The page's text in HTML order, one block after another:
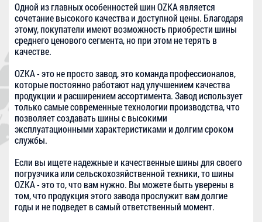
Одной из главных особенностей шин OZKA является
сочетание высокого качества и доступной цены. Благодаря
этому, покупатели имеют возможность приобрести шины
среднего ценового сегмента, но при этом не терять в
качестве.
OZKA - это не просто завод, это команда профессионалов,
которые постоянно работают над улучшением качества
продукции и расширением ассортимента. Завод использует
только самые современные технологии производства, что
позволяет создавать шины с высокими
эксплуатационными характеристиками и долгим сроком
службы.
Если вы ищете надежные и качественные шины для своего
погрузчика или сельскохозяйственной техники, то шины
OZKA - это то, что вам нужно. Вы можете быть уверены в
том, что продукция этого завода прослужит вам долгие
годы и не подведет в самый ответственный момент.